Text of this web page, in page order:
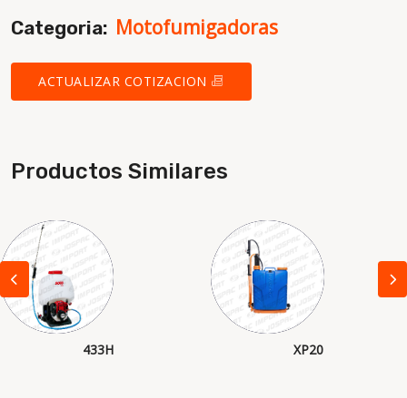
Categoria: Motofumigadoras
ACTUALIZAR COTIZACION
Productos Similares
433H XP20